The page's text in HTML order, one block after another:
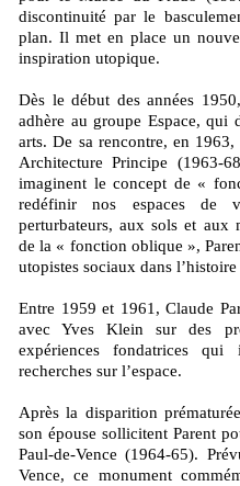
discontinuité par le
plan. Il met en place un
inspiration utopique.
Dès le début des années
adhère au groupe Espace, qui
arts. De sa rencontre, en
Architecture Principe (1963-
imaginent le concept de «
redéfinir nos espaces de
perturbateurs, aux sols et aux
de la « fonction oblique »,
utopistes sociaux dans
Entre 1959 et 1961, Claude
avec Yves Klein sur des
expériences fondatrices qui
recherches sur l’espace.
Après la disparition
son épouse sollicitent Parent
Paul-de-Vence (1964-65).
Vence, ce monument